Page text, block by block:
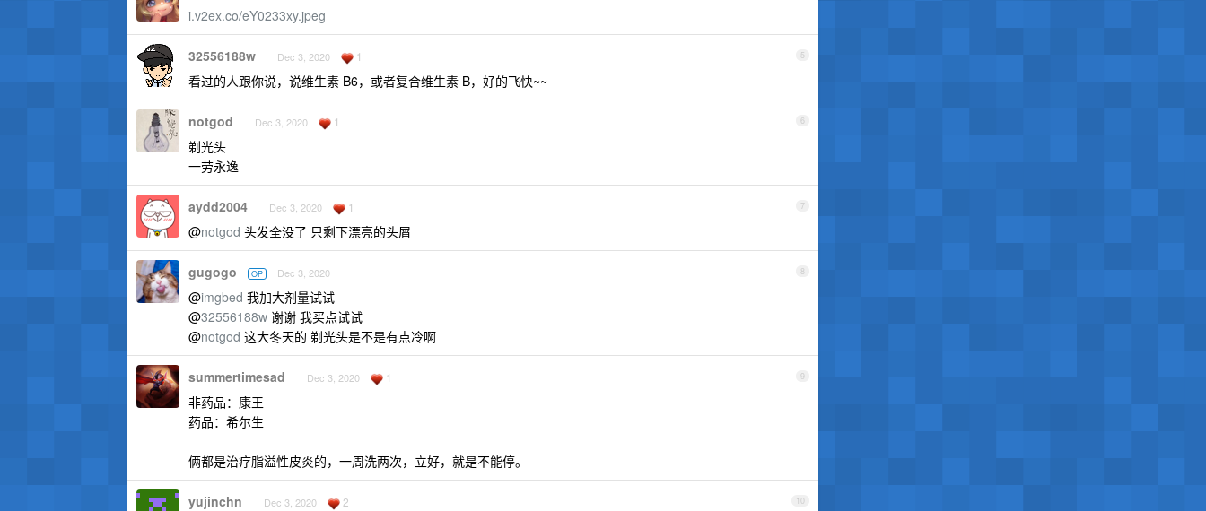
i.v2ex.co/eY0233xy.jpeg
5
32556188w Dec 3, 2020 1
看过的人跟你说，说维生素 B6，或者复合维生素 B，好的飞快~~
6
notgod Dec 3, 2020 1
剃光头
一劳永逸
7
aydd2004 Dec 3, 2020 1
@notgod 头发全没了 只剩下漂亮的头屑
8
gugogo OP Dec 3, 2020
@imgbed 我加大剂量试试
@32556188w 谢谢 我买点试试
@notgod 这大冬天的 剃光头是不是有点冷啊
9
summertimesad Dec 3, 2020 1
非药品：康王
药品：希尔生
俩都是治疗脂溢性皮炎的，一周洗两次，立好，就是不能停。
10
yujinchn Dec 3, 2020 2